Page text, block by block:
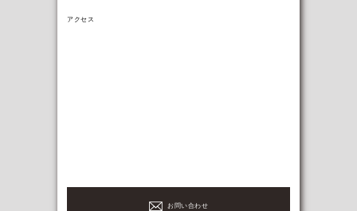
アクセス
お問い合わせ